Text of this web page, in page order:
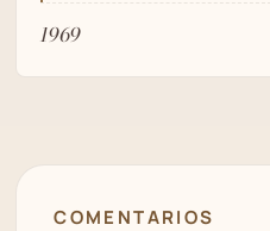
1969
COMENTARIOS